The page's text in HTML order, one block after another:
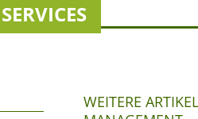
SERVICES
WEITERE